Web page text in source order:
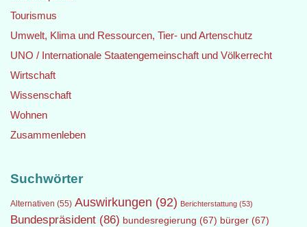
Tourismus
Umwelt, Klima und Ressourcen, Tier- und Artenschutz
UNO / Internationale Staatengemeinschaft und Völkerrecht
Wirtschaft
Wissenschaft
Wohnen
Zusammenleben
Suchwörter
Alternativen (55) Auswirkungen (92) Berichterstattung (53)
Bundespräsident (86) bundesregierung (67) bürger (67)